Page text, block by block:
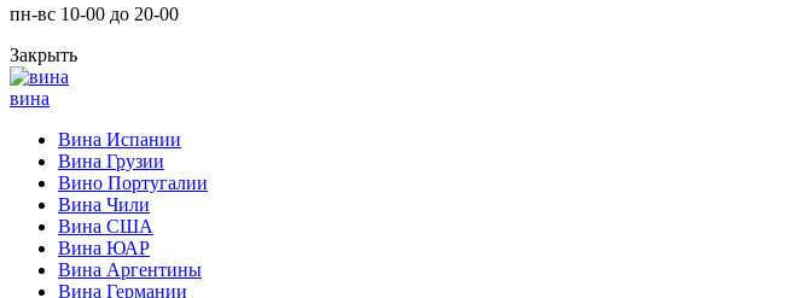
пн-вс 10-00 до 20-00
Закрыть
вина
Вина Испании
Вина Грузии
Вино Португалии
Вина Чили
Вина США
Вина ЮАР
Вина Аргентины
Вина Германии